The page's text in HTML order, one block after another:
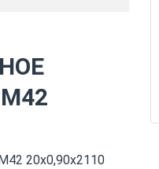
20х0,90х2110